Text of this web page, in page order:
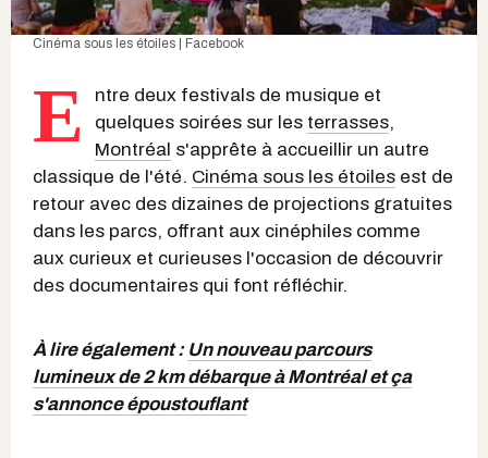
Cinéma sous les étoiles | Facebook
E
ntre deux festivals de musique et
quelques soirées sur les terrasses,
Montréal s'apprête à accueillir un autre
classique de l'été. Cinéma sous les étoiles est de
retour avec des dizaines de projections gratuites
dans les parcs, offrant aux cinéphiles comme
aux curieux et curieuses l'occasion de découvrir
des documentaires qui font réfléchir.
À lire également : Un nouveau parcours
lumineux de 2 km débarque à Montréal et ça
s'annonce époustouflant